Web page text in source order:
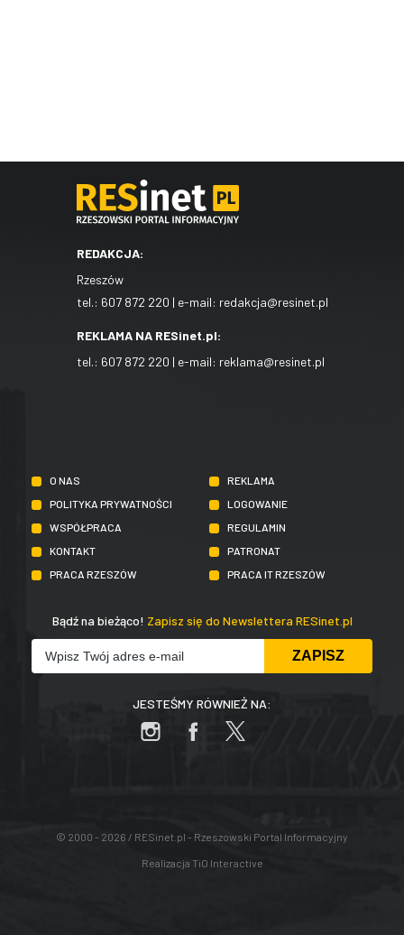
REDAKCJA:
Rzeszów
tel.: 607 872 220 | e-mail: redakcja@resinet.pl
REKLAMA NA RESinet.pl:
tel.: 607 872 220 | e-mail: reklama@resinet.pl
O NAS
REKLAMA
POLITYKA PRYWATNOŚCI
LOGOWANIE
WSPÓŁPRACA
REGULAMIN
KONTAKT
PATRONAT
PRACA RZESZÓW
PRACA IT RZESZÓW
Bądź na bieżąco! Zapisz się do Newslettera RESinet.pl
JESTEŚMY RÓWNIEŻ NA:
© 2000 - 2026 / RESinet.pl - Rzeszowski Portal Informacyjny
Realizacja TiO Interactive